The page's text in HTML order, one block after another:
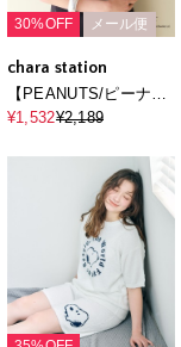
30%OFF メール便
chara station
【PEANUTS/ピーナッ
ツ】SNOOPY/スヌー
デザイン刺繍Tシャツ
¥1,532¥2,189